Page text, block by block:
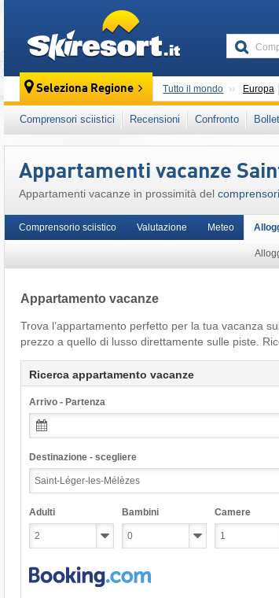
Seleziona Regione Tutto il mondo Europa
Questo comprensorio
Alpi Francesi
Alpi
Comprensori sciistici Recensioni Confronto
Appartamenti vacanze
Appartamenti vacanze in prossimità del
Comprensorio sciistico Valutazione Meteo
Appartamento vacanze
Trova l’appartamento perfetto per la tua vacanza
prezzo a quello di lusso direttamente sulle piste.
Ricerca appartamento vacanze
Arrivo - Partenza
Destinazione - scegliere
Adulti Bambini Camere